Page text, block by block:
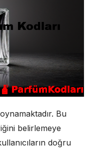
Bu
belirlemeye
doğru